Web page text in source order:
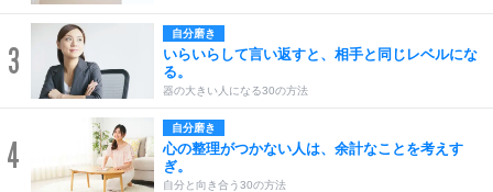
3
自分磨き
いらいらして言い返すと、相手と同じレベルにな
る。
器の大きい人になる30の方法
4
自分磨き
心の整理がつかない人は、余計なことを考えす
ぎ。
自分と向き合う30の方法